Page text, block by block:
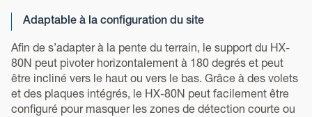
Adaptable à la configuration du site
Afin de s’adapter à la pente du terrain, le support du HX-
80N peut pivoter horizontalement à 180 degrés et peut
être incliné vers le haut ou vers le bas. Grâce à des volets
et des plaques intégrés, le HX-80N peut facilement être
configuré pour masquer les zones de détection courte ou